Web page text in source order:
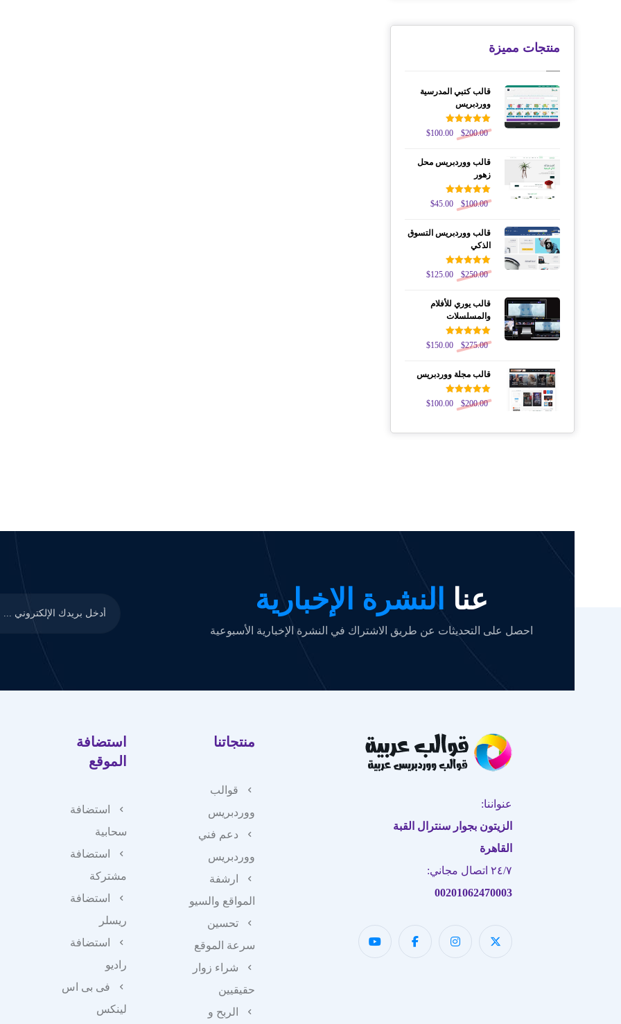
منتجات مميزة
قالب كتبي المدرسية
ووردبريس
تم التقييم
5.00من 5
$200.00
$100.00
قالب ووردبريس محل
زهور
تم التقييم
5.00من 5
$100.00
$45.00
قالب ووردبريس التسوق
الذكي
تم التقييم
5.00من 5
$250.00
$125.00
قالب يوري للأفلام
والمسلسلات
تم التقييم
5.00من 5
$275.00
$150.00
قالب مجلة ووردبريس
تم التقييم
5.00من 5
$200.00
$100.00
عنا النشرة الإخبارية
احصل على التحديثات عن طريق الاشتراك في النشرة الإخبارية الأسبوعية
عنواننا:
الزيتون بجوار سنترال القبة
القاهرة
٢٤/٧ اتصال مجاني:
00201062470003
منتجاتنا
قوالب
ووردبريس
دعم فني
ووردبريس
ارشفة
المواقع والسيو
تحسين
سرعة الموقع
شراء زوار
حقيقيين
الربح و
استضافة
الموقع
استضافة
سحابية
استضافة
مشتركة
استضافة
ريسلر
استضافة
راديو
فى بى اس
لينكس